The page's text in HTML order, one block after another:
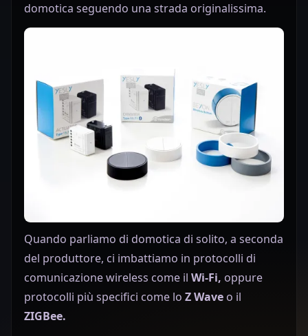
domotica seguendo una strada originalissima.
Quando parliamo di domotica di solito, a seconda
del produttore, ci imbattiamo in protocolli di
comunicazione wireless come il Wi-Fi, oppure
protocolli più specifici come lo Z Wave o il
ZIGBee.